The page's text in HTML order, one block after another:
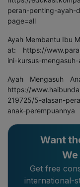
peran-penting-ayah-
page=all
Ayah Membantu Ibu
at: https://
ini-kursus-
Ayah Mengasuh
https://
219725/5-alasan-
anak-perempuannya
Want
Get free
international-